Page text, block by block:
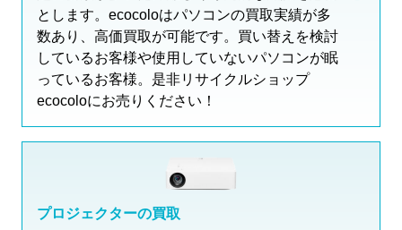
とします。ecocoloはパソコンの買取実績が多
数あり、高価買取が可能です。買い替えを検討
しているお客様や使用していないパソコンが眠
っているお客様。是非リサイクルショップ
ecocoloにお売りください！
プロジェクターの買取